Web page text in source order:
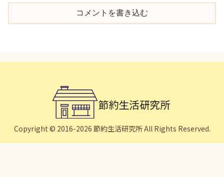
コメントを書き込む
Copyright © 2016-2026 節約生活研究所 All Rights Reserved.